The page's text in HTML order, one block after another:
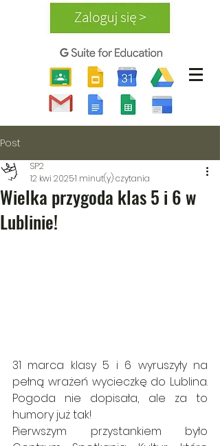
Post
Wielka przygoda klas 5 i 6 w
Lublinie!
SP2
12 kwi 20251 minut(y) czytania
31 marca klasy 5 i 6 wyruszyły na
pełną wrażeń wycieczkę do Lublina.
Pogoda nie dopisała, ale za to
humory już tak!
Pierwszym przystankiem było